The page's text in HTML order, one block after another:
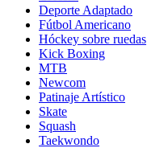
Deporte Adaptado
Fútbol Americano
Hóckey sobre ruedas
Kick Boxing
MTB
Newcom
Patinaje Artístico
Skate
Squash
Taekwondo